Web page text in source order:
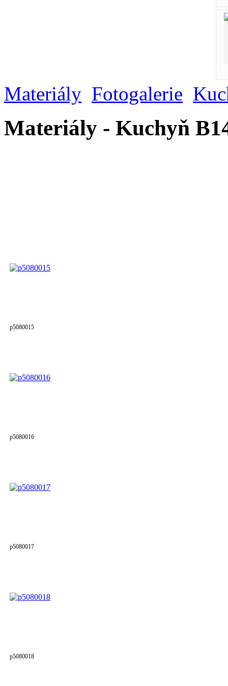
Materiály Fotogalerie
Materiály - Kuchyň
p5080015
p5080016
p5080017
p5080018